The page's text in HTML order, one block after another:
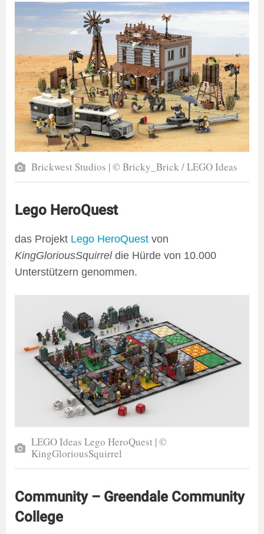
Brickwest Studios | © Bricky_Brick / LEGO Ideas
Lego HeroQuest
das Projekt Lego HeroQuest von
KingGloriousSquirreldie Hürde von 10.000
Unterstützern genommen.
LEGO Ideas Lego HeroQuest | ©
KingGloriousSquirrel
Community – Greendale Community
College